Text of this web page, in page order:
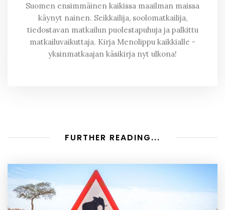
Suomen ensimmäinen kaikissa maailman maissa
käynyt nainen. Seikkailija, soolomatkailija,
tiedostavan matkailun puolestapuhuja ja palkittu
matkailuvaikuttaja. Kirja Menolippu kaikkialle -
yksinmatkaajan käsikirja nyt ulkona!
FURTHER READING...